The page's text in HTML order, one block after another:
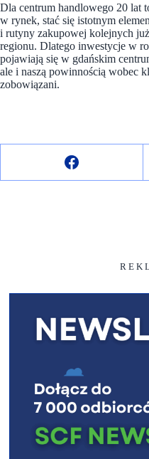
Dla centrum handlowego 20 lat
w rynek, stać się istotnym
i rutyny zakupowej kolejnych
regionu. Dlatego inwestycje w
pojawiają się w gdańskim
ale i naszą powinnością wobec
zobowiązani.
R E K